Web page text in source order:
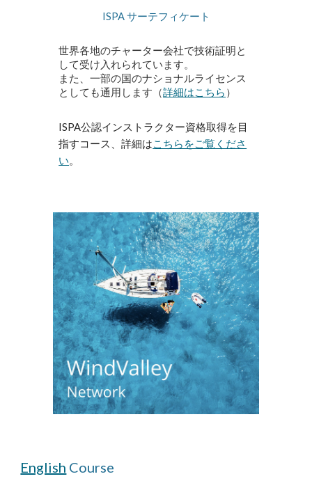
ISPA サーテフィケート
世界各地のチャーター会社で技術証明と
して受け入れられています。
また、一部の国のナショナルライセンス
としても通用します（詳細はこちら ）
ISPA公認インストラクター資格取得を目
指すコース、詳細はこちらをご覧くださ
い。
English Course